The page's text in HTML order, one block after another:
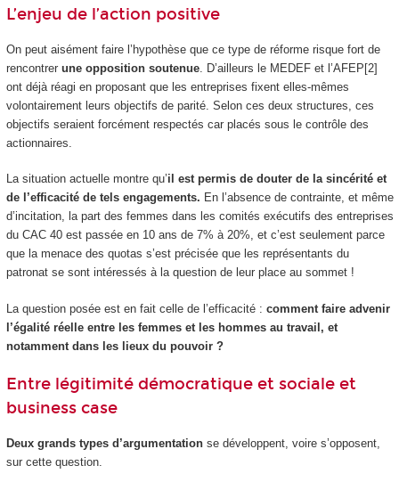
L’enjeu de l’action positive
On peut aisément faire l’hypothèse que ce type de réforme risque fort de
rencontrer une opposition soutenue. D’ailleurs le MEDEF et l’AFEP[2]
ont déjà réagi en proposant que les entreprises fixent elles-mêmes
volontairement leurs objectifs de parité. Selon ces deux structures, ces
objectifs seraient forcément respectés car placés sous le contrôle des
actionnaires.
La situation actuelle montre qu’il est permis de douter de la sincérité et
de l’efficacité de tels engagements. En l’absence de contrainte, et même
d’incitation, la part des femmes dans les comités exécutifs des entreprises
du CAC 40 est passée en 10 ans de 7% à 20%, et c’est seulement parce
que la menace des quotas s’est précisée que les représentants du
patronat se sont intéressés à la question de leur place au sommet !
La question posée est en fait celle de l’efficacité : comment faire advenir
l’égalité réelle entre les femmes et les hommes au travail, et
notamment dans les lieux du pouvoir ?
Entre légitimité démocratique et sociale et
business case
Deux grands types d’argumentation se développent, voire s’opposent,
sur cette question.